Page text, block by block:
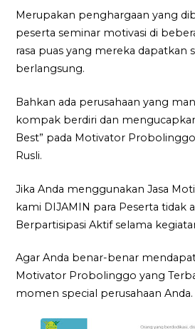
Merupakan penghargaan yang
peserta seminar motivasi di
rasa puas yang mereka dapatkan
berlangsung.
Bahkan ada perusahaan yang
kompak berdiri dan mengucapkan
Best” pada Motivator
Rusli.
Jika Anda menggunakan Jasa
kami DIJAMIN para Peserta tidak
Berpartisipasi Aktif selama
Agar Anda benar-benar
Motivator Probolinggo yang
momen special perusahaan Anda.